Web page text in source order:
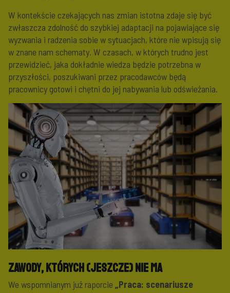
W kontekście czekających nas zmian istotna zdaje się być
zwłaszcza zdolność do szybkiej adaptacji na pojawiające się
wyzwania i radzenia sobie w sytuacjach, które nie wpisują się
w znane nam schematy. W czasach, w których trudno jest
przewidzieć, jaka dokładnie wiedza będzie potrzebna w
przyszłości, poszukiwani przez pracodawców będą
pracownicy gotowi i chętni do jej nabywania lub odświeżania.
Zawody, których (jeszcze) nie ma
We wspomnianym już raporcie „Praca: scenariusze